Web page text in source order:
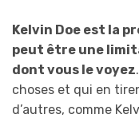
Kelvin Doe est la
peut être une
dont vous le voyez
choses et qui en
d’autres, comme